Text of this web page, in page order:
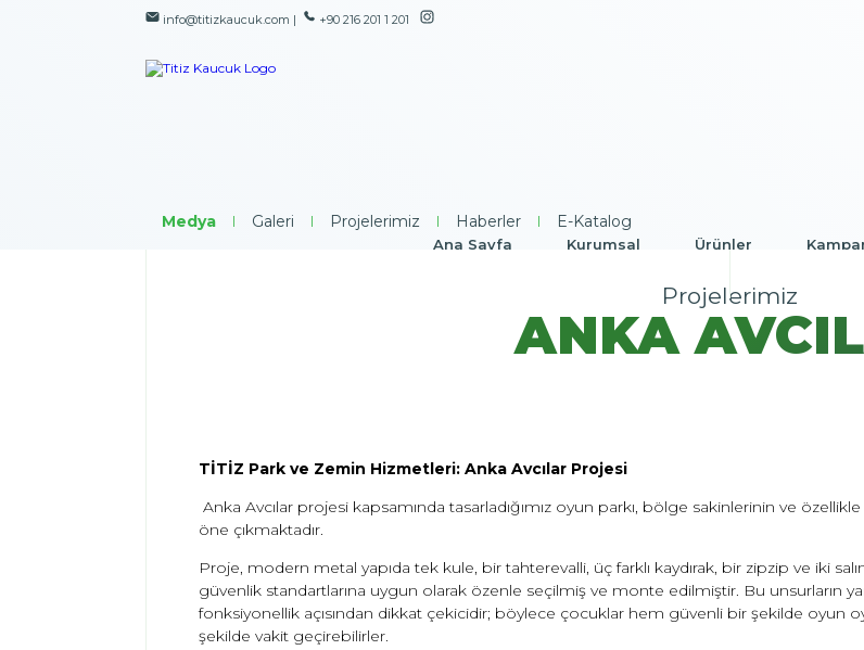
info@titizkaucuk.com | +90 216 201 1 201
Ana Sayfa Kurumsal Ürünler
Medya | Galeri | Projelerimiz | Haberler | E-Katalog
Projelerimiz
ANKA
TİTİZ Park ve Zemin Hizmetleri: Anka Avcılar Projesi
Anka Avcılar projesi kapsamında tasarladığımız oyun parkı, bölge sakinlerinin ve
öne çıkmaktadır.
Proje, modern metal yapıda tek kule, bir tahterevalli, üç farklı kaydırak, bir zipzip ve iki
güvenlik standartlarına uygun olarak özenle seçilmiş ve monte edilmiştir. Bu unsurların
fonksiyonellik açısından dikkat çekicidir; böylece çocuklar hem güvenli bir şekilde oyun
şekilde vakit geçirebilirler.